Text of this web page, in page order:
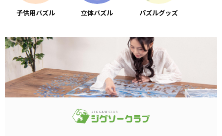
子供用パズル 立体パズル パズルグッズ